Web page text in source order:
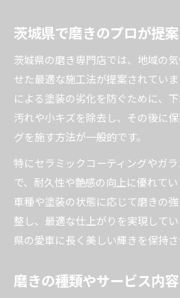
茨城県で磨きのプロが提
茨城県の磨き専門店では、地域の
せた最適な施工法が提案されてい
による塗装の劣化を防ぐために、
汚れや小キズを除去し、その後に
グを施す方法が一般的です。
特にセラミックコーティングやガ
で、耐久性や艶感の向上に優れてい
車種や塗装の状態に応じて磨きの
整し、最適な仕上がりを実現して
県の愛車に長く美しい輝きを保持さ
磨きの種類やサービス内